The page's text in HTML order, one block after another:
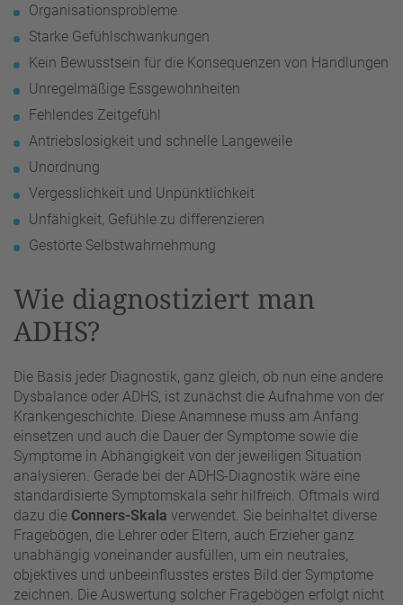
Organisationsprobleme
Starke Gefühlschwankungen
Kein Bewusstsein für die Konsequenzen von Handlungen
Unregelmäßige Essgewohnheiten
Fehlendes Zeitgefühl
Antriebslosigkeit und schnelle Langeweile
Unordnung
Vergesslichkeit und Unpünktlichkeit
Unfähigkeit, Gefühle zu differenzieren
Gestörte Selbstwahrnehmung
Wie diagnostiziert man
ADHS?
Die Basis jeder Diagnostik, ganz gleich, ob nun eine andere
Dysbalance oder ADHS, ist zunächst die Aufnahme von der
Krankengeschichte. Diese Anamnese muss am Anfang
einsetzen und auch die Dauer der Symptome sowie die
Symptome in Abhängigkeit von der jeweiligen Situation
analysieren. Gerade bei der ADHS-Diagnostik wäre eine
standardisierte Symptomskala sehr hilfreich. Oftmals wird
dazu die Conners-Skala verwendet. Sie beinhaltet diverse
Fragebögen, die Lehrer oder Eltern, auch Erzieher ganz
unabhängig voneinander ausfüllen, um ein neutrales,
objektives und unbeeinflusstes erstes Bild der Symptome
zeichnen. Die Auswertung solcher Fragebögen erfolgt nicht